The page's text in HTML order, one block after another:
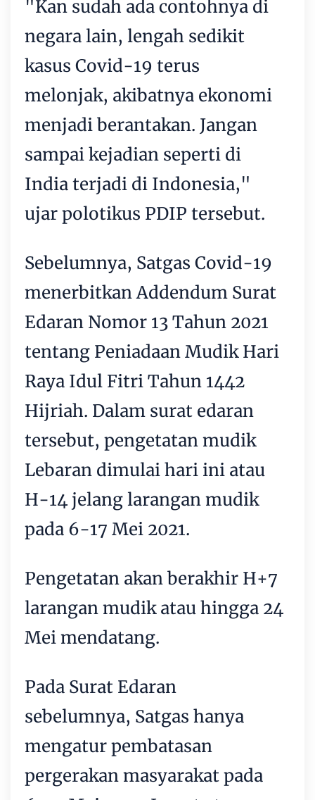
"Kan sudah ada contohnya di
negara lain, lengah sedikit
kasus Covid-19 terus
melonjak, akibatnya ekonomi
menjadi berantakan. Jangan
sampai kejadian seperti di
India terjadi di Indonesia,"
ujar polotikus PDIP tersebut.
Sebelumnya, Satgas Covid-19
menerbitkan Addendum Surat
Edaran Nomor 13 Tahun 2021
tentang Peniadaan Mudik Hari
Raya Idul Fitri Tahun 1442
Hijriah. Dalam surat edaran
tersebut, pengetatan mudik
Lebaran dimulai hari ini atau
H-14 jelang larangan mudik
pada 6-17 Mei 2021.
Pengetatan akan berakhir H+7
larangan mudik atau hingga 24
Mei mendatang.
Pada Surat Edaran
sebelumnya, Satgas hanya
mengatur pembatasan
pergerakan masyarakat pada